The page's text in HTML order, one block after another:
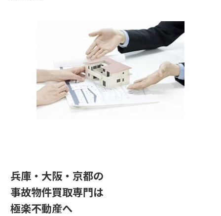
兵庫・大阪・京都の
事故物件買取専門は
極楽不動産へ